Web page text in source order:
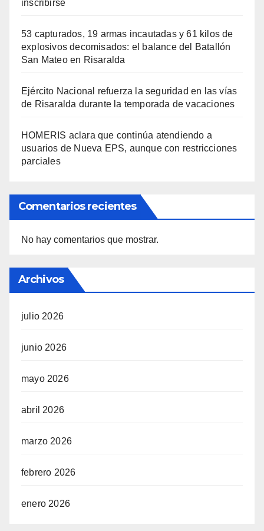
inscribirse
53 capturados, 19 armas incautadas y 61 kilos de
explosivos decomisados: el balance del Batallón
San Mateo en Risaralda
Ejército Nacional refuerza la seguridad en las vías
de Risaralda durante la temporada de vacaciones
HOMERIS aclara que continúa atendiendo a
usuarios de Nueva EPS, aunque con restricciones
parciales
Comentarios recientes
No hay comentarios que mostrar.
Archivos
julio 2026
junio 2026
mayo 2026
abril 2026
marzo 2026
febrero 2026
enero 2026